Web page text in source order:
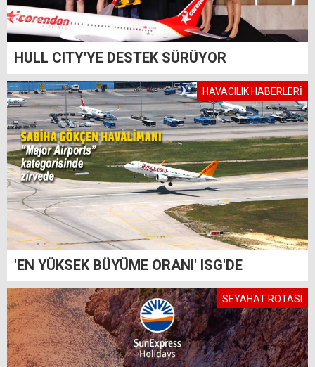
HULL CITY'YE DESTEK SÜRÜYOR
HAVACILIK HABERLERİ
'EN YÜKSEK BÜYÜME ORANI' ISG'DE
SEYAHAT ROTASI